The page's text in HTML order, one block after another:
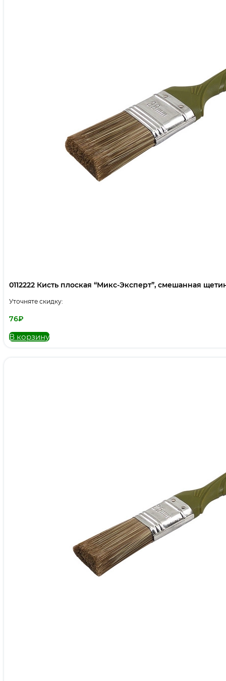
0112222 Кисть плоская “Микс-Эксперт”, смешанная
Уточняте скидку:
76₽
В корзину